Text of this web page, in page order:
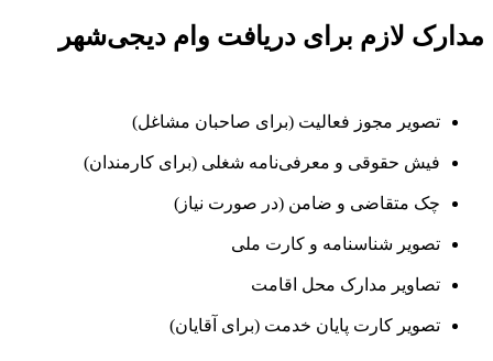
مدارک لازم برای دریافت وام دیجی‌شهر
تصویر مجوز فعالیت (برای صاحبان مشاغل)
فیش حقوقی و معرفی‌نامه شغلی (برای کارمندان)
چک متقاضی و ضامن (در صورت نیاز)
تصویر شناسنامه و کارت ملی
تصاویر مدارک محل اقامت
تصویر کارت پایان خدمت (برای آقایان)